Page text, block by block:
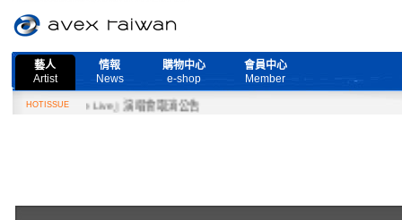
藝人
Artist
情報
News
購物中心
e-shop
會員中心
Member
HOTISSUE
More Live』演唱會取消公告